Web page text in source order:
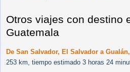
Otros viajes con destino
Guatemala
De San Salvador, El Salvador a
253 km, tiempo estimado 3 horas 24